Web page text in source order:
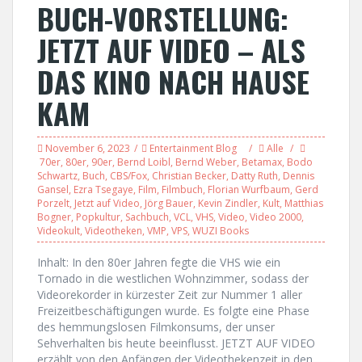
BUCH-VORSTELLUNG:
JETZT AUF VIDEO – ALS
DAS KINO NACH HAUSE
KAM
November 6, 2023 Entertainment Blog
Alle
70er, 80er, 90er, Bernd Loibl, Bernd Weber, Betamax, Bodo
Schwartz, Buch, CBS/Fox, Christian Becker, Datty Ruth, Dennis
Gansel, Ezra Tsegaye, Film, Filmbuch, Florian Wurfbaum, Gerd
Porzelt, Jetzt auf Video, Jörg Bauer, Kevin Zindler, Kult, Matthias
Bogner, Popkultur, Sachbuch, VCL, VHS, Video, Video 2000,
Videokult, Videotheken, VMP, VPS, WUZI Books
Inhalt: In den 80er Jahren fegte die VHS wie ein
Tornado in die westlichen Wohnzimmer, sodass der
Videorekorder in kürzester Zeit zur Nummer 1 aller
Freizeitbeschäftigungen wurde. Es folgte eine Phase
des hemmungslosen Filmkonsums, der unser
Sehverhalten bis heute beeinflusst. JETZT AUF VIDEO